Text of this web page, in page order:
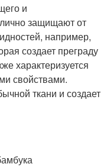
и
защищают от
например,
создает преграду
характеризуется
свойствами.
ткани и создает